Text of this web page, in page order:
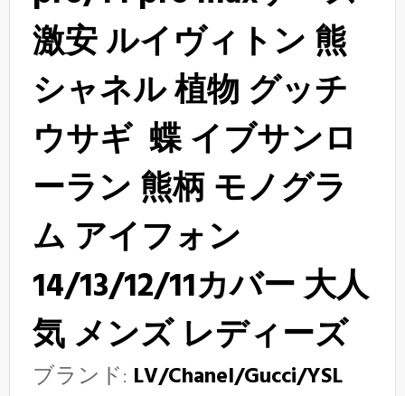
激安 ルイヴィトン 熊
シャネル 植物 グッチ
ウサギ 蝶 イブサンロ
ーラン 熊柄 モノグラ
ム アイフォン
14/13/12/11カバー 大人
気 メンズ レディーズ
ブランド: LV/Chanel/Gucci/YSL